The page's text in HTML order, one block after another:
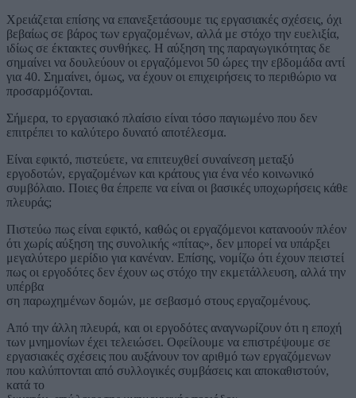
Χρειάζεται επίσης να επανεξετάσουμε τις εργασιακές σχέσεις, όχι
βεβαίως σε βάρος των εργαζομένων, αλλά με στόχο την ευελιξία,
ιδίως σε έκτακτες συνθήκες. Η αύξηση της παραγωγικότητας δε
σημαίνει να δουλεύουν οι εργαζόμενοι 50 ώρες την εβδομάδα αντί
για 40. Σημαίνει, όμως, να έχουν οι επιχειρήσεις το περιθώριο να
προσαρμόζονται.
Σήμερα, το εργασιακό πλαίσιο είναι τόσο παγιωμένο που δεν
επιτρέπει το καλύτερο δυνατό αποτέλεσμα.
Είναι εφικτό, πιστεύετε, να επιτευχθεί συναίνεση μεταξύ
εργοδοτών, εργαζομένων και κράτους για ένα νέο κοινωνικό
συμβόλαιο. Ποιες θα έπρεπε να είναι οι βασικές υποχωρήσεις κάθε
πλευράς;
Πιστεύω πως είναι εφικτό, καθώς οι εργαζόμενοι κατανοούν πλέον
ότι χωρίς αύξηση της συνολικής «πίτας», δεν μπορεί να υπάρξει
μεγαλύτερο μερίδιο για κανέναν. Επίσης, νομίζω ότι έχουν πειστεί
πως οι εργοδότες δεν έχουν ως στόχο την εκμετάλλευση, αλλά την
υπέρβα
ση παρωχημένων δομών, με σεβασμό στους εργαζομένους.
Από την άλλη πλευρά, και οι εργοδότες αναγνωρίζουν ότι η εποχή
των μνημονίων έχει τελειώσει. Οφείλουμε να επιστρέψουμε σε
εργασιακές σχέσεις που αυξάνουν τον αριθμό των εργαζόμενων
που καλύπτονται από συλλογικές συμβάσεις και αποκαθιστούν,
κατά το